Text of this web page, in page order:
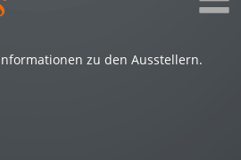
zu den Ausstellern.